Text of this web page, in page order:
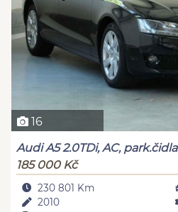
16
Audi A5 2.0TDi, AC, park.čidla
185 000 Kč
230 801 Km
2010